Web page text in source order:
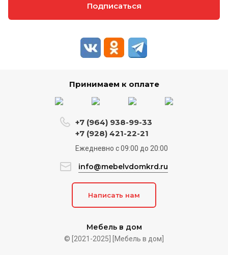
Подписаться
Принимаем к оплате
Мебель в дом
© [2021-2025] [Мебель в дом]
+7 (964) 938-99-33
+7 (928) 421-22-21
Ежедневно c 09:00 до 20:00
info@mebelvdomkrd.ru
Написать нам